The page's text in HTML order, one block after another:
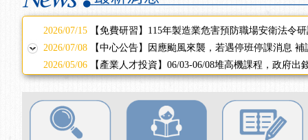
訓測驗
2025/01/15【線上課程】碳中和核心職能系列課程資訊
2026/07/15 【免費研習】115年製造業危害預防職場安衛法令
2026/07/08 【中心公告】因應颱風來襲，若遇停班停課消息
2026/05/06 【產業人才投資】06/03-06/08堆高機課程，政府
2026/04/24【製程安全評估人員】開課囉
2025/11/11【中心公告】颱風假11/12停班停課
2025/11/10
【中心公告】因應颱風來襲，若遇停班停課消息
2025/10/30
【進修課程】2026年，課程意見蒐集~